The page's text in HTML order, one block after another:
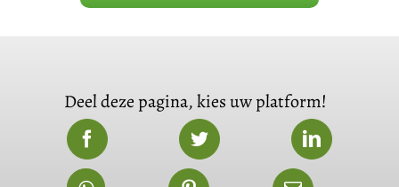
Deel deze pagina, kies uw platform!